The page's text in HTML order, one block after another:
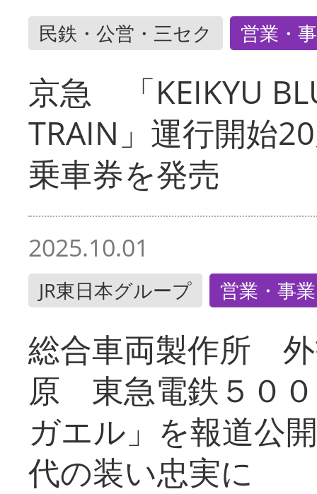
民鉄・公営・三セク 営業・
京急 「KEIKYU
TRAIN」運行開始
乗車券を発売
2025.10.01
JR東日本グループ 営業・事
総合車両製作所
原 東急電鉄５０
ガエル」を報道公
代の装い忠実に